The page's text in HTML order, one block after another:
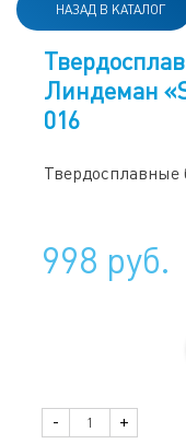
НАЗАД В КАТАЛОГ
Линдеман
016
Твердосплавные
998 руб.
- +